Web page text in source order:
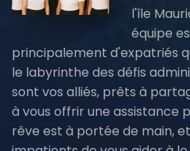
l'île
équipe
principalement d'expatriés
le labyrinthe des défis
sont vos alliés, prêts à
à vous offrir une assistance
rêve est à portée de main,